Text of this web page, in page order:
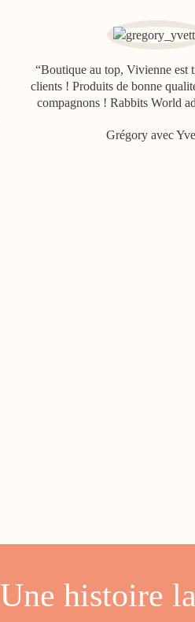
“Boutique au top, Vivienne est
clients ! Produits de bonne
compagnons ! Rabbits World
Grégory avec
Une histoire